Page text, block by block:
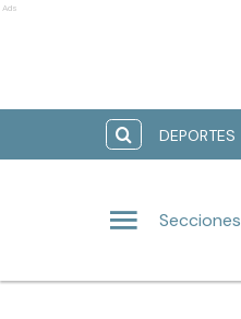
Ads
DEPORTES
Secciones